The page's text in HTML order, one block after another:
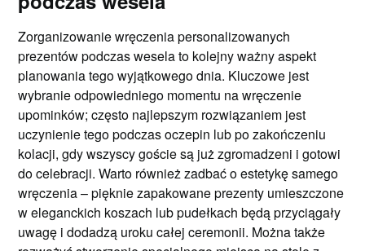
Zorganizowanie wręczenia personalizowanych
prezentów podczas wesela to kolejny ważny aspekt
planowania tego wyjątkowego dnia. Kluczowe jest
wybranie odpowiedniego momentu na wręczenie
upominków; często najlepszym rozwiązaniem jest
uczynienie tego podczas oczepin lub po zakończeniu
kolacji, gdy wszyscy goście są już zgromadzeni i gotowi
do celebracji. Warto również zadbać o estetykę samego
wręczenia – pięknie zapakowane prezenty umieszczone
w eleganckich koszach lub pudełkach będą przyciągały
uwagę i dodadzą uroku całej ceremonii. Można także